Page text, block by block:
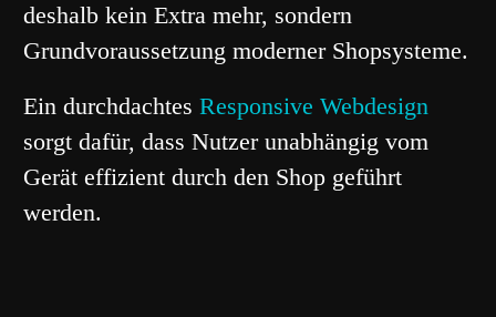
deshalb kein Extra mehr, sondern
Grundvoraussetzung moderner Shopsysteme.
Ein durchdachtes Responsive Webdesign
sorgt dafür, dass Nutzer unabhängig vom
Gerät effizient durch den Shop geführt
werden.